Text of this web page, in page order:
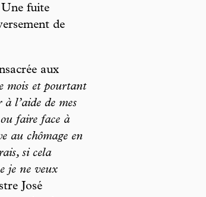
fuite
de
aux
mois et pourtant
l’aide de mes
faire face à
au chômage en
si cela
je ne veux
José